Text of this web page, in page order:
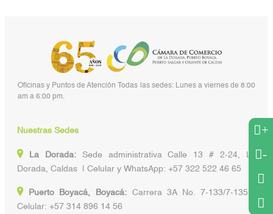
+
-
Oficinas y Puntos de Atención Todas las sedes: Lunes a viernes de 8:00
am a 6:00 pm.
Nuestras Sedes
La Dorada:Sede administrativa Calle 13 # 2-24, La
Dorada, Caldas | Celular y WhatsApp: +57 322 522 46 65
Puerto Boyacá, Boyacá:Carrera 3A No. 7-133/7-135 |
Celular: +57 314 896 14 56